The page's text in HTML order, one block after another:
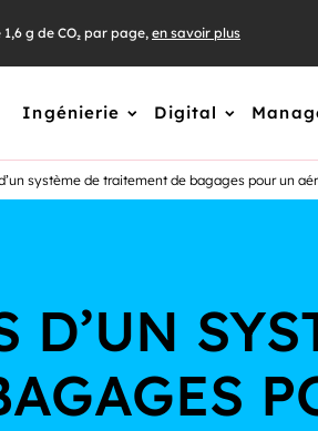
g de CO₂ par page, en savoir plus
Ingénierie Digital
système de traitement de bagages pour un
D’UN